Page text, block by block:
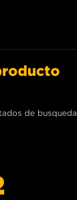
de busqueda